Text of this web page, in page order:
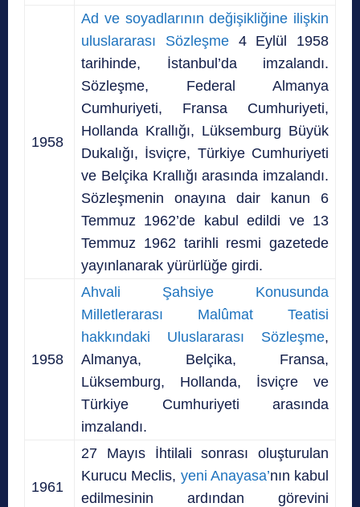
1958
Ad ve soyadlarının değişikliğine ilişkin
uluslararası Sözleşme4 Eylül 1958
tarihinde, İstanbul’da imzalandı.
Sözleşme, Federal Almanya
Cumhuriyeti, Fransa Cumhuriyeti,
Hollanda Krallığı, Lüksemburg Büyük
Dukalığı, İsviçre, Türkiye Cumhuriyeti
ve Belçika Krallığı arasında imzalandı.
Sözleşmenin onayına dair kanun 6
Temmuz 1962’de kabul edildi ve 13
Temmuz 1962 tarihli resmi gazetede
yayınlanarak yürürlüğe girdi.
1958
Ahvali Şahsiye Konusunda
Milletlerarası Malûmat Teatisi
hakkındaki Uluslararası Sözleşme,
Almanya, Belçika, Fransa,
Lüksemburg, Hollanda, İsviçre ve
Türkiye Cumhuriyeti arasında
imzalandı.
1961
27 Mayıs İhtilali sonrası oluşturulan
Kurucu Meclis, yeni Anayasa’nın kabul
edilmesinin ardından görevini